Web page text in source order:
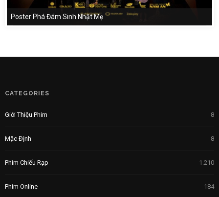
Poster Phá Đám Sinh Nhật Mẹ
CATEGORIES
Giới Thiệu Phim 8
Mặc Định 8
Phim Chiếu Rạp 1.210
Phim Online 184